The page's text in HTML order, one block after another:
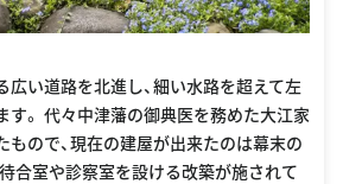
広い道路を北進し、細い水路を超えて左
す。 代々中津藩の御典医を務めた大江家
もので、現在の建屋が出来たのは幕末の
合室や診察室を設ける改築が施されて